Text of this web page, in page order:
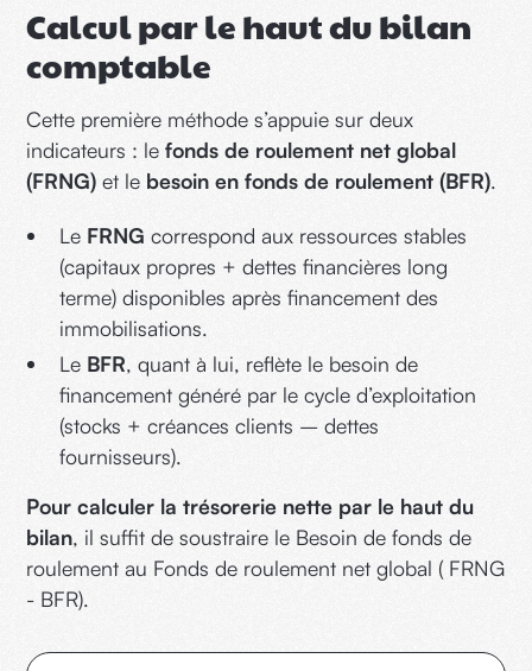
Calcul par le haut du bilan
comptable
Cette première méthode s’appuie sur deux
indicateurs : lefonds de roulement net global
(FRNG) et le besoin en fonds de roulement (BFR).
Le FRNG correspond aux ressources stables
(capitaux propres + dettes financières long
terme) disponibles après financement des
immobilisations.
Le BFR, quant à lui, reflète le besoin de
financement généré par le cycle d’exploitation
(stocks + créances clients – dettes
fournisseurs).
Pour calculer la trésorerie nette par le haut du
bilan, il suffit de soustraire le Besoin de fonds de
roulement au Fonds de roulement net global ( FRNG
- BFR).